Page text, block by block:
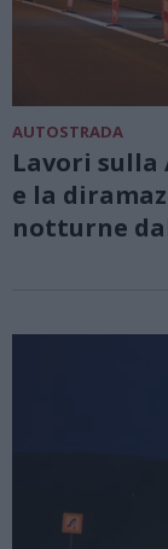
AUTOSTRADA
Lavori sulla
e la
notturne